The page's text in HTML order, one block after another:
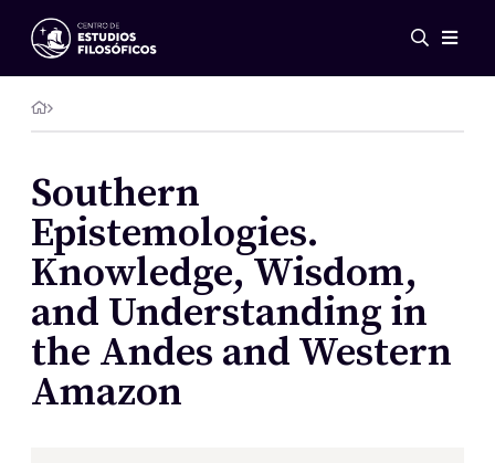
Events
News
Research
Publications
Gallery
ES
EN
About Us
Members
Regulations
Conventions
Southern
Epistemologies.
Knowledge, Wisdom,
and Understanding in
the Andes and Western
Amazon